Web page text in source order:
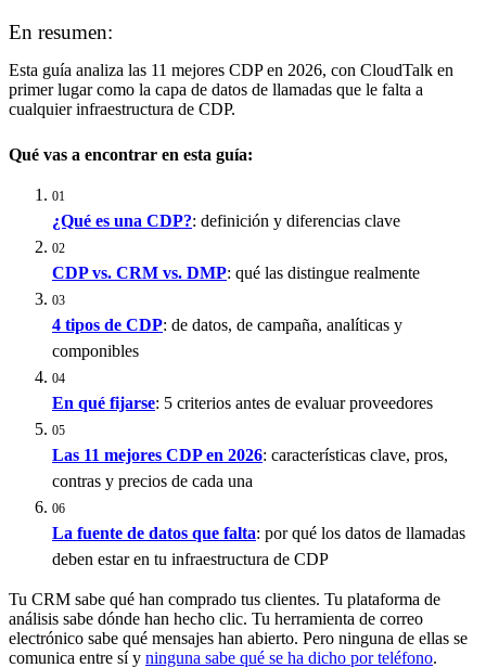
En resumen:
Esta guía analiza las 11 mejores CDP en 2026, con CloudTalk en
primer lugar como la capa de datos de llamadas que le falta a
cualquier infraestructura de CDP.
Qué vas a encontrar en esta guía:
01
¿Qué es una CDP?: definición y diferencias clave
02
CDP vs. CRM vs. DMP: qué las distingue realmente
03
4 tipos de CDP: de datos, de campaña, analíticas y
componibles
04
En qué fijarse: 5 criterios antes de evaluar proveedores
05
Las 11 mejores CDP en 2026: características clave, pros,
contras y precios de cada una
06
La fuente de datos que falta: por qué los datos de llamadas
deben estar en tu infraestructura de CDP
Tu CRM sabe qué han comprado tus clientes. Tu plataforma de
análisis sabe dónde han hecho clic. Tu herramienta de correo
electrónico sabe qué mensajes han abierto. Pero ninguna de ellas se
comunica entre sí y ninguna sabe qué se ha dicho por teléfono.